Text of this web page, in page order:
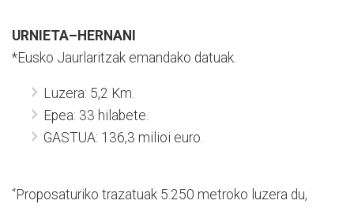
URNIETA–HERNANI
*Eusko Jaurlaritzak emandako datuak.
Luzera: 5,2 Km.
Epea: 33 hilabete.
GASTUA: 136,3 milioi euro.
“Proposaturiko trazatuak 5.250 metroko luzera du,